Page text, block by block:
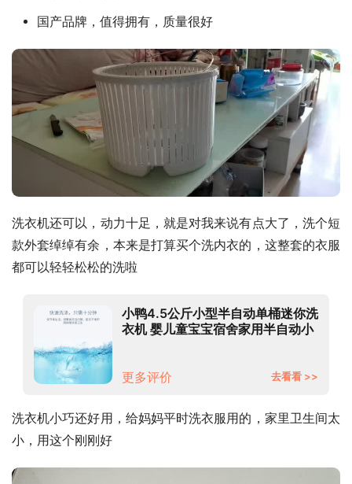
国产品牌，值得拥有，质量很好
洗衣机还可以，动力十足，就是对我来说有点大了，洗个短
款外套绰绰有余，本来是打算买个洗内衣的，这整套的衣服
都可以轻轻松松的洗啦
小鸭4.5公斤小型半自动单桶迷你洗
衣机 婴儿童宝宝宿舍家用半自动小
更多评价 去看看 >>
洗衣机小巧还好用，给妈妈平时洗衣服用的，家里卫生间太
小，用这个刚刚好